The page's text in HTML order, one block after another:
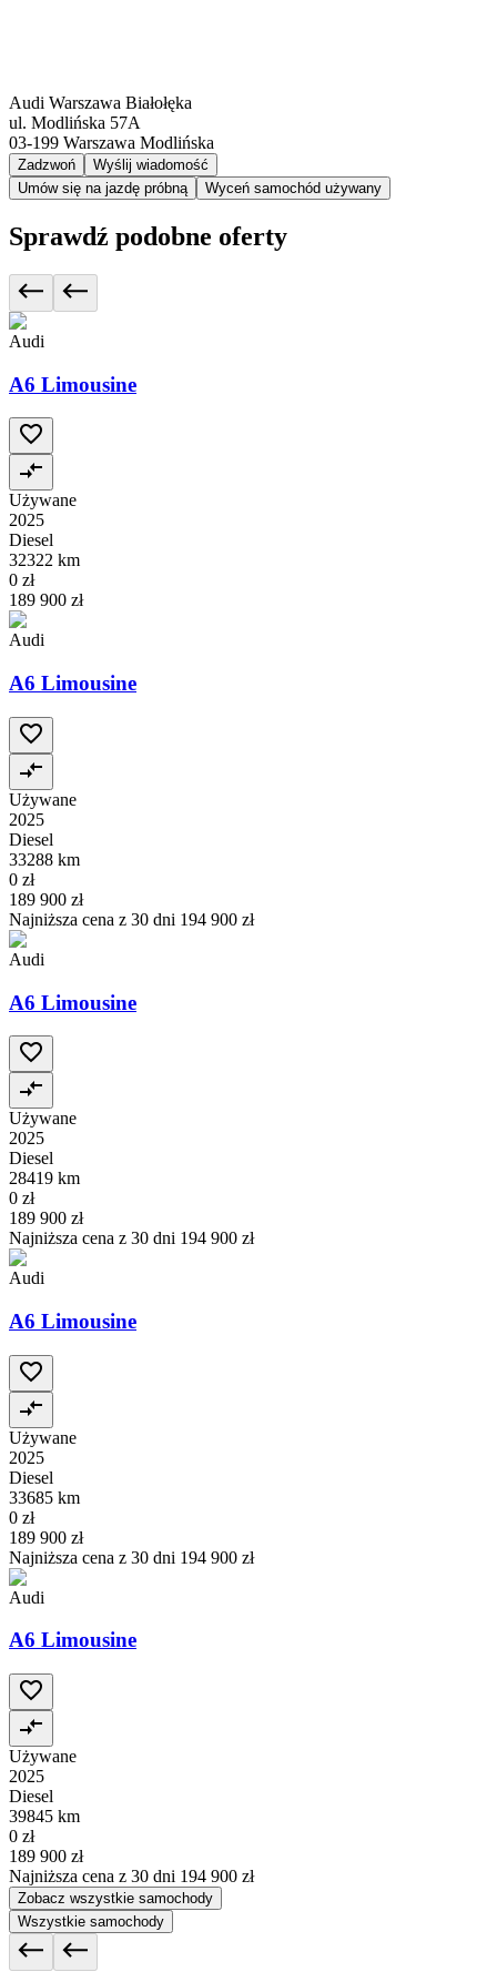
Audi Warszawa Białołęka
ul. Modlińska 57A
03-199 Warszawa Modlińska
Zadzwoń
Wyślij wiadomość
Umów się na jazdę próbną
Wyceń samochód używany
Sprawdź podobne oferty
Audi
A6 Limousine
Używane
2025
Diesel
32322 km
0 zł
189 900 zł
Audi
A6 Limousine
Używane
2025
Diesel
33288 km
0 zł
189 900 zł
Najniższa cena z 30 dni 194 900 zł
Audi
A6 Limousine
Używane
2025
Diesel
28419 km
0 zł
189 900 zł
Najniższa cena z 30 dni 194 900 zł
Audi
A6 Limousine
Używane
2025
Diesel
33685 km
0 zł
189 900 zł
Najniższa cena z 30 dni 194 900 zł
Audi
A6 Limousine
Używane
2025
Diesel
39845 km
0 zł
189 900 zł
Najniższa cena z 30 dni 194 900 zł
Zobacz wszystkie samochody
Wszystkie samochody